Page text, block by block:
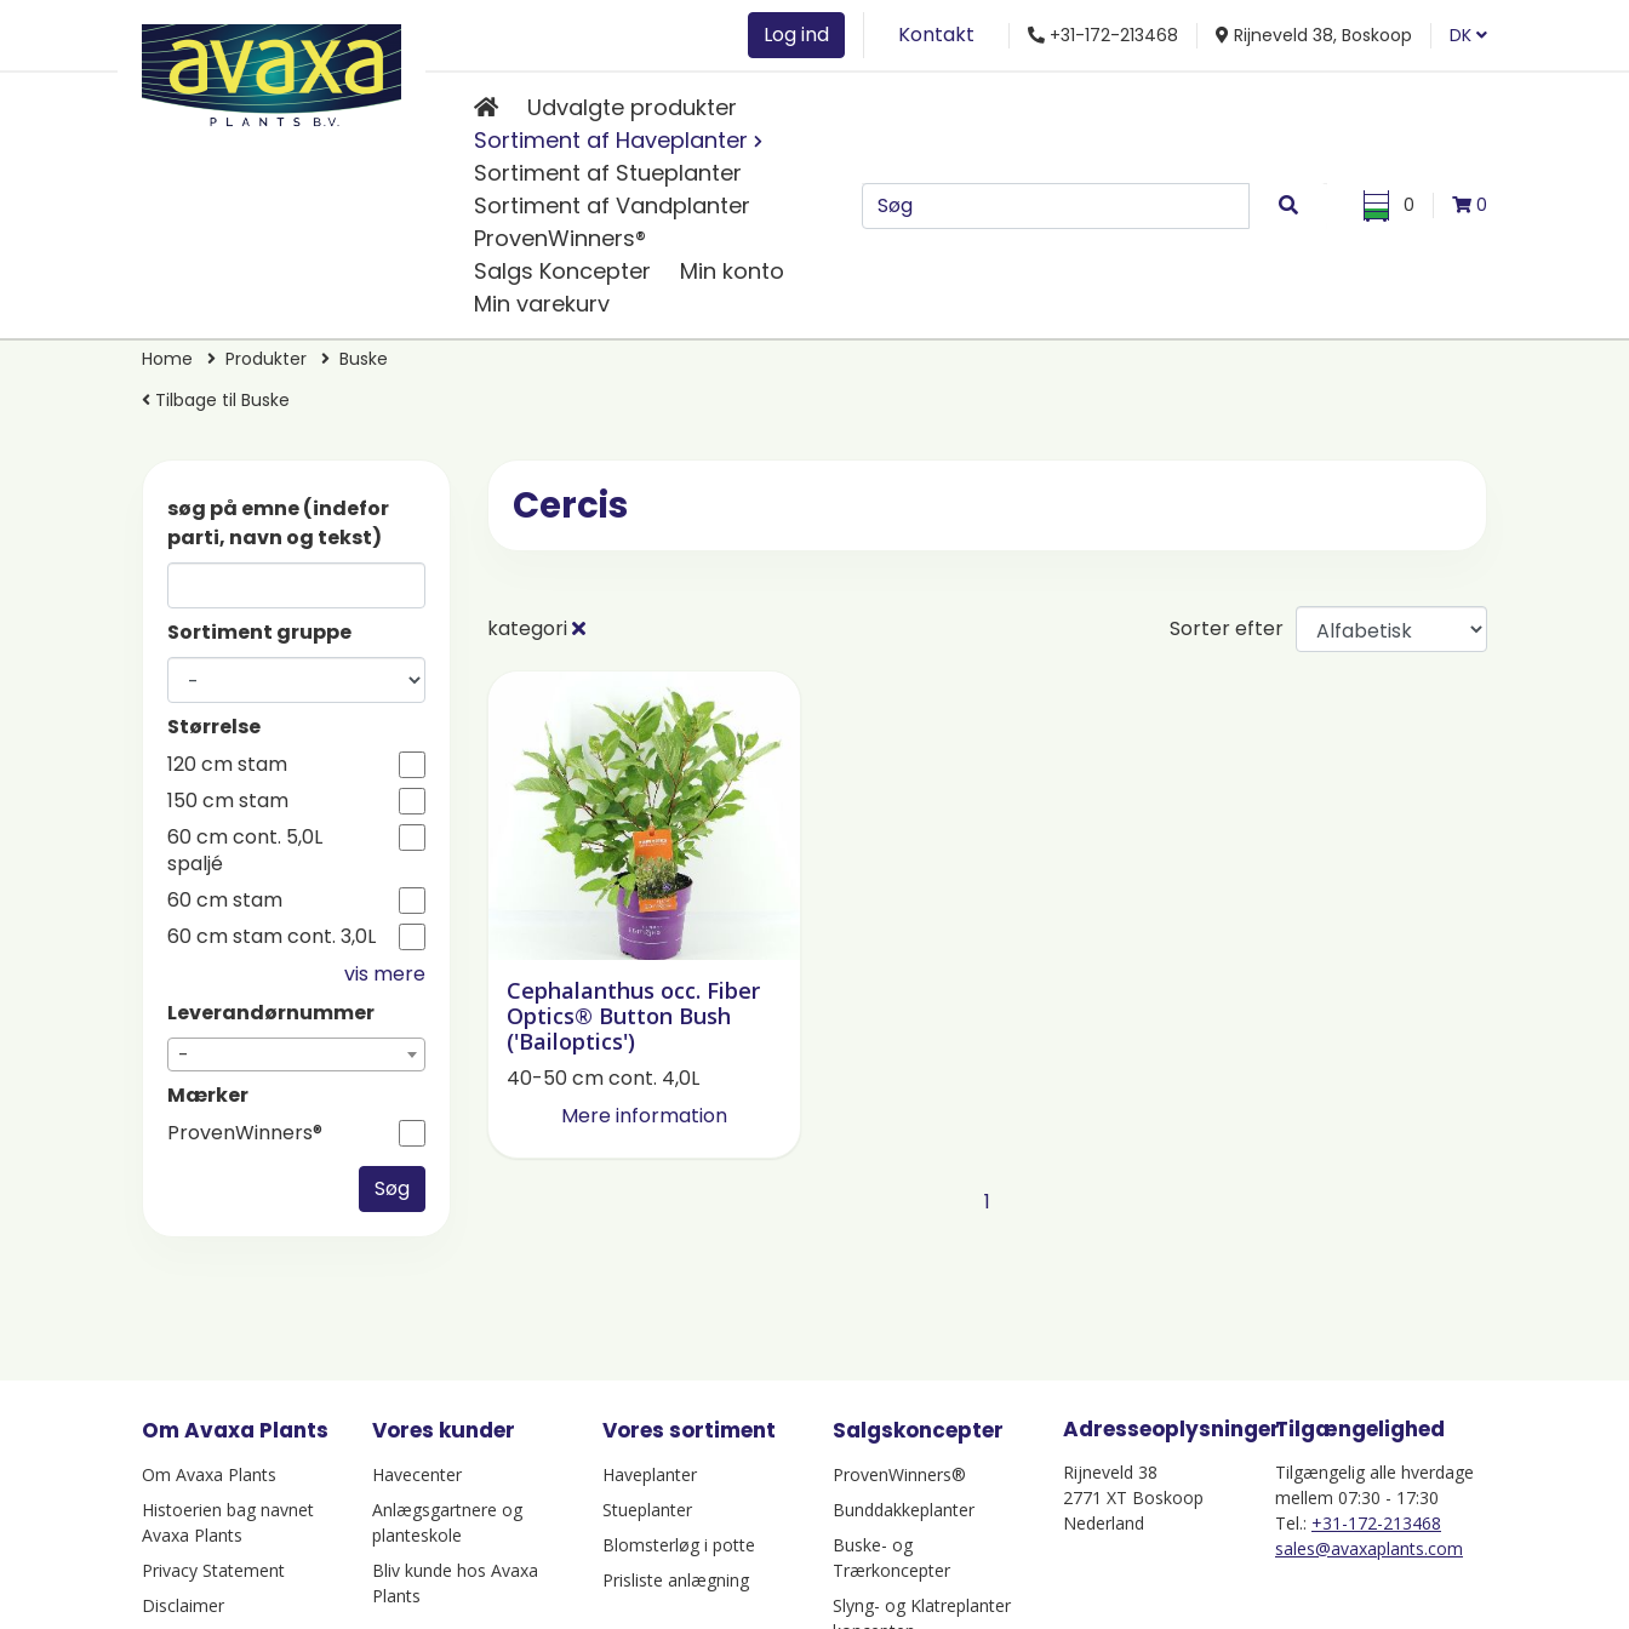
Log ind Kontakt +31-172-213468 Rijneveld 38, Boskoop DK
Udvalgte produkter
Sortiment af Haveplanter
Sortiment af Stueplanter
Sortiment af Vandplanter
ProvenWinners®
Salgs Koncepter
Min konto
Min varekurv
0 0
Home Produkter
Buske
Tilbage til Buske
søg på emne (indefor
parti, navn og tekst)
Sortiment gruppe
Størrelse
120 cm stam
150 cm stam
60 cm cont. 5,0L
spaljé
60 cm stam
60 cm stam cont. 3,0L
vis mere
Leverandørnummer
-
Mærker
ProvenWinners®
Søg
Cercis
kategori Sorter efter
Cephalanthus occ. Fiber
Optics® Button Bush
('Bailoptics')
40-50 cm cont. 4,0L
Mere information
1
Om Avaxa Plants
Om Avaxa Plants
Histoerien bag navnet
Avaxa Plants
Privacy Statement
Disclaimer
Vores kunder
Havecenter
Anlægsgartnere og
planteskole
Bliv kunde hos Avaxa
Plants
Vores sortiment
Haveplanter
Stueplanter
Blomsterløg i potte
Prisliste anlægning
Salgskoncepter
ProvenWinners®
Bunddakkeplanter
Buske- og
Trærkoncepter
Slyng- og Klatreplanter
Adresseoplysninger
Rijneveld 38
2771 XT Boskoop
Nederland
Tilgængelighed
Tilgængelig alle hverdage
mellem 07:30 - 17:30
Tel.: +31-172-213468
sales@avaxaplants.com